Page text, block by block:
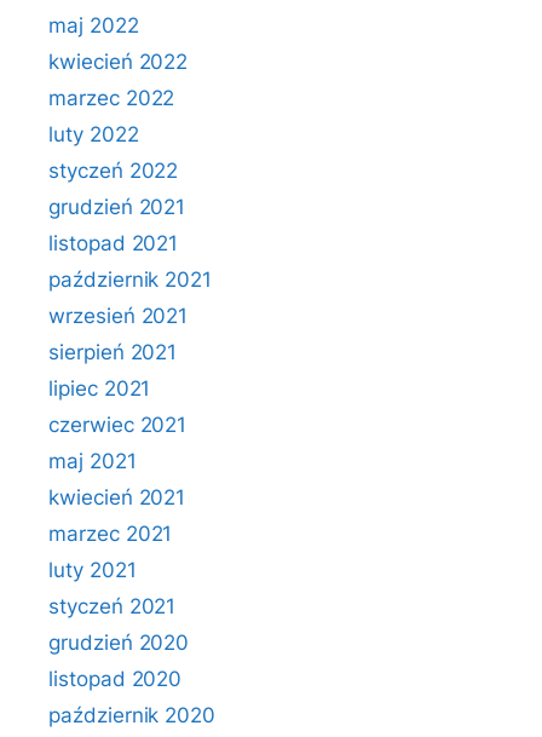
maj 2022
kwiecień 2022
marzec 2022
luty 2022
styczeń 2022
grudzień 2021
listopad 2021
październik 2021
wrzesień 2021
sierpień 2021
lipiec 2021
czerwiec 2021
maj 2021
kwiecień 2021
marzec 2021
luty 2021
styczeń 2021
grudzień 2020
listopad 2020
październik 2020